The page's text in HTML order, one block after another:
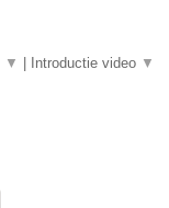
▼ Introductie video ▼